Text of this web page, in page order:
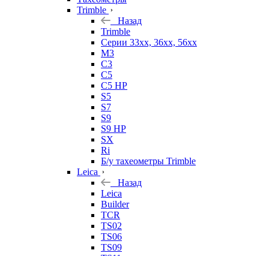
Trimble
Назад
Trimble
Серии 33xx, 36xx, 56xx
M3
C3
C5
C5 HP
S5
S7
S9
S9 HP
SX
Ri
Б/у тахеометры Trimble
Leica
Назад
Leica
Builder
TCR
TS02
TS06
TS09